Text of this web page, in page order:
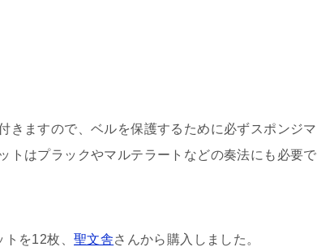
きますので、ベルを保護するために必ずスポンジマ
トはプラックやマルテラートなどの奏法にも必要で
を12枚、 聖文舎さんから購入しました。